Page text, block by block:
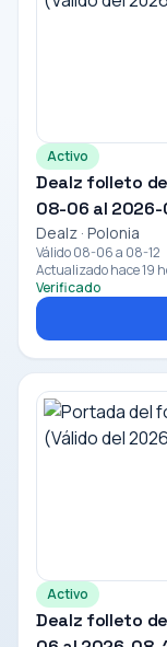
Activo
Dealz folleto
08-06 al 2026-
Dealz · Polonia
Válido 08-06 a 08-12
Actualizado hace 19
Verificado
Activo
Dealz folleto